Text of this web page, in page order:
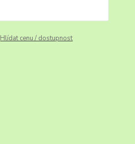
Hlídat cenu / dostupnost